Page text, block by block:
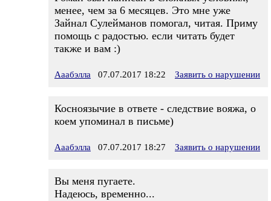
менее, чем за 6 месяцев. Это мне уже
Зайнал Сулейманов помогал, читая. Приму
помощь с радостью. если читать будет
также и вам :)
Ааабэлла 07.07.2017 18:22 Заявить о нарушении
Косноязычие в ответе - следствие вояжа, о
коем упоминал в письме)
Ааабэлла 07.07.2017 18:27 Заявить о нарушении
Вы меня пугаете.
Надеюсь, временно...